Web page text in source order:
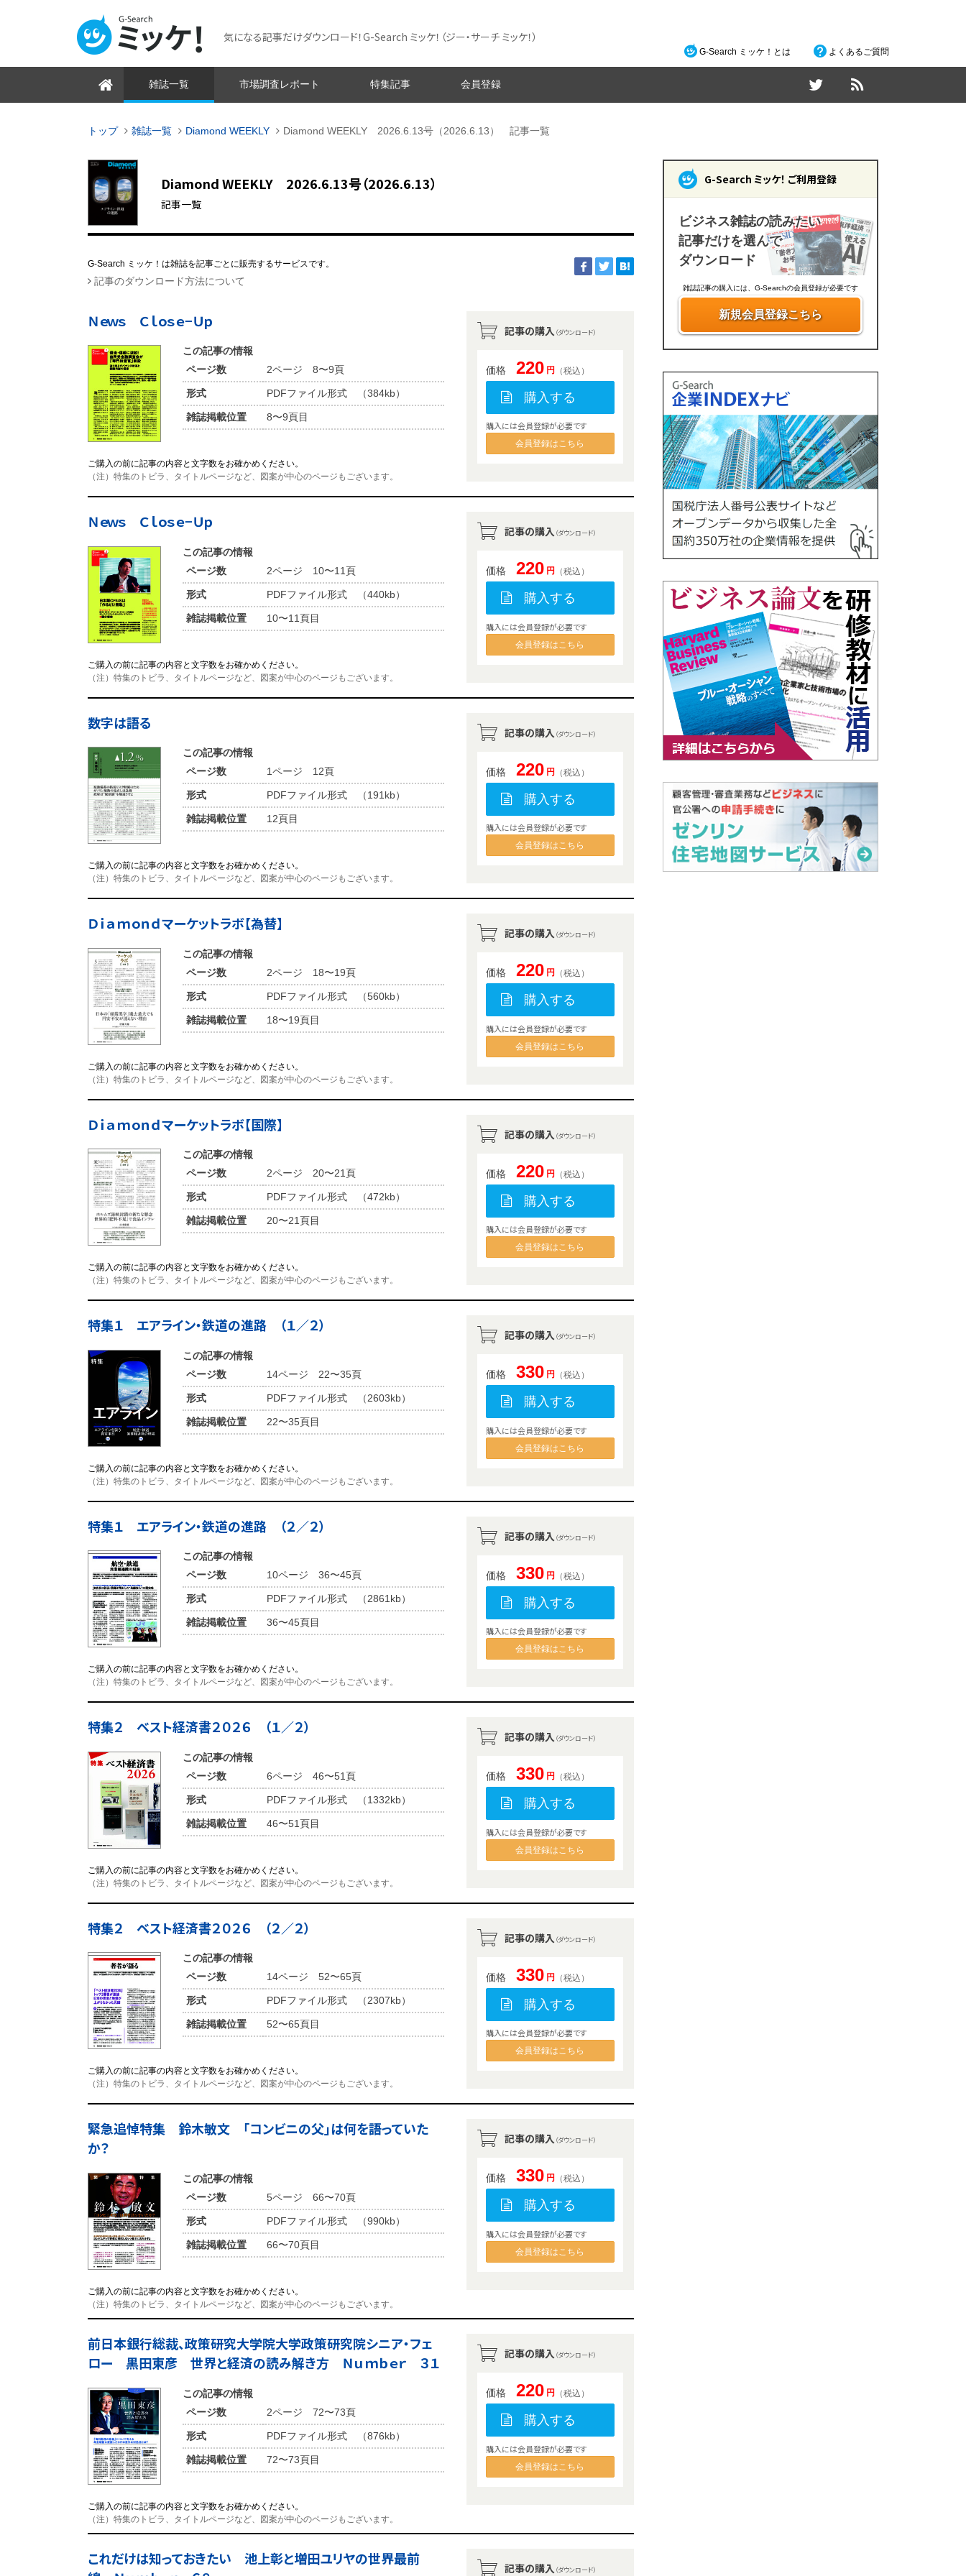
気になる記事だけダウンロード！G-Search ミッケ！ （ジー・サーチ ミッケ！）
G-Search ミッケ！とは よくあるご質問
雑誌一覧 市場調査レポート 特集記事 会員登録
トップ 雑誌一覧 Diamond WEEKLY Diamond WEEKLY 2026.6.13号（2026.6.13） 記事一覧
Diamond WEEKLY 2026.6.13号（2026.6.13）
記事一覧
G-Search ミッケ！は雑誌を記事ごとに販売するサービスです。
記事のダウンロード方法について
Ｎｅｗｓ Ｃｌｏｓｅ−Ｕｐ
この記事の情報
ページ数
2ページ 8〜9頁
形式 PDFファイル形式 （384kb）
雑誌掲載位置 8〜9頁目
ご購入の前に記事の内容と文字数をお確かめください。
（注）特集のトビラ、タイトルページなど、図案が中心のページもございます。
記事の購入 （ダウンロード）
価格 220 円（税込）
購入する
購入には会員登録が必要です
会員登録はこちら
Ｎｅｗｓ Ｃｌｏｓｅ−Ｕｐ
この記事の情報
ページ数
2ページ 10〜11頁
形式 PDFファイル形式 （440kb）
雑誌掲載位置 10〜11頁目
ご購入の前に記事の内容と文字数をお確かめください。
（注）特集のトビラ、タイトルページなど、図案が中心のページもございます。
記事の購入 （ダウンロード）
価格 220 円（税込）
購入する
購入には会員登録が必要です
会員登録はこちら
数字は語る
この記事の情報
ページ数
1ページ 12頁
形式 PDFファイル形式 （191kb）
雑誌掲載位置 12頁目
ご購入の前に記事の内容と文字数をお確かめください。
（注）特集のトビラ、タイトルページなど、図案が中心のページもございます。
記事の購入 （ダウンロード）
価格 220 円（税込）
購入する
購入には会員登録が必要です
会員登録はこちら
Ｄｉａｍｏｎｄマーケットラボ【為替】
この記事の情報
ページ数
2ページ 18〜19頁
形式 PDFファイル形式 （560kb）
雑誌掲載位置 18〜19頁目
ご購入の前に記事の内容と文字数をお確かめください。
（注）特集のトビラ、タイトルページなど、図案が中心のページもございます。
記事の購入 （ダウンロード）
価格 220 円（税込）
購入する
購入には会員登録が必要です
会員登録はこちら
Ｄｉａｍｏｎｄマーケットラボ【国際】
この記事の情報
ページ数
2ページ 20〜21頁
形式 PDFファイル形式 （472kb）
雑誌掲載位置 20〜21頁目
ご購入の前に記事の内容と文字数をお確かめください。
（注）特集のトビラ、タイトルページなど、図案が中心のページもございます。
記事の購入 （ダウンロード）
価格 220 円（税込）
購入する
購入には会員登録が必要です
会員登録はこちら
特集１ エアライン・鉄道の進路 （１／２）
この記事の情報
ページ数
14ページ 22〜35頁
形式 PDFファイル形式 （2603kb）
雑誌掲載位置 22〜35頁目
ご購入の前に記事の内容と文字数をお確かめください。
（注）特集のトビラ、タイトルページなど、図案が中心のページもございます。
記事の購入 （ダウンロード）
価格 330 円（税込）
購入する
購入には会員登録が必要です
会員登録はこちら
特集１ エアライン・鉄道の進路 （２／２）
この記事の情報
ページ数
10ページ 36〜45頁
形式 PDFファイル形式 （2861kb）
雑誌掲載位置 36〜45頁目
ご購入の前に記事の内容と文字数をお確かめください。
（注）特集のトビラ、タイトルページなど、図案が中心のページもございます。
記事の購入 （ダウンロード）
価格 330 円（税込）
購入する
購入には会員登録が必要です
会員登録はこちら
特集２ ベスト経済書２０２６ （１／２）
この記事の情報
ページ数
6ページ 46〜51頁
形式 PDFファイル形式 （1332kb）
雑誌掲載位置 46〜51頁目
ご購入の前に記事の内容と文字数をお確かめください。
（注）特集のトビラ、タイトルページなど、図案が中心のページもございます。
記事の購入 （ダウンロード）
価格 330 円（税込）
購入する
購入には会員登録が必要です
会員登録はこちら
特集２ ベスト経済書２０２６ （２／２）
この記事の情報
ページ数
14ページ 52〜65頁
形式 PDFファイル形式 （2307kb）
雑誌掲載位置 52〜65頁目
ご購入の前に記事の内容と文字数をお確かめください。
（注）特集のトビラ、タイトルページなど、図案が中心のページもございます。
記事の購入 （ダウンロード）
価格 330 円（税込）
購入する
購入には会員登録が必要です
会員登録はこちら
緊急追悼特集 鈴木敏文 「コンビニの父」は何を語っていた
か？
この記事の情報
ページ数
5ページ 66〜70頁
形式 PDFファイル形式 （990kb）
雑誌掲載位置 66〜70頁目
ご購入の前に記事の内容と文字数をお確かめください。
（注）特集のトビラ、タイトルページなど、図案が中心のページもございます。
記事の購入 （ダウンロード）
価格 330 円（税込）
購入する
購入には会員登録が必要です
会員登録はこちら
前日本銀行総裁、政策研究大学院大学政策研究院シニア・フェ
ロー 黒田東彦 世界と経済の読み解き方 Ｎｕｍｂｅｒ ３１
この記事の情報
ページ数
2ページ 72〜73頁
形式 PDFファイル形式 （876kb）
雑誌掲載位置 72〜73頁目
ご購入の前に記事の内容と文字数をお確かめください。
（注）特集のトビラ、タイトルページなど、図案が中心のページもございます。
記事の購入 （ダウンロード）
価格 220 円（税込）
購入する
購入には会員登録が必要です
会員登録はこちら
これだけは知っておきたい 池上彰と増田ユリヤの世界最前
記事の購入 （ダウンロード）
G-Search ミッケ！ ご利用登録
ビジネス雑誌の読みたい
記事だけを選んで
ダウンロード
雑誌記事の購入には、G-Searchの会員登録が必要です
新規会員登録こちら